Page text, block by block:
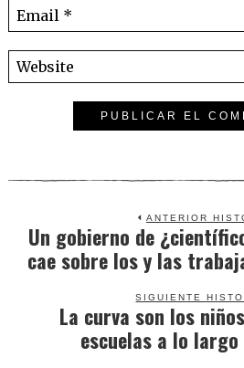
ANTERIOR
post:
Un gobierno de
cae sobre los y las
SIGUIENTE
Next
post:
La curva son los
escuelas a lo largo